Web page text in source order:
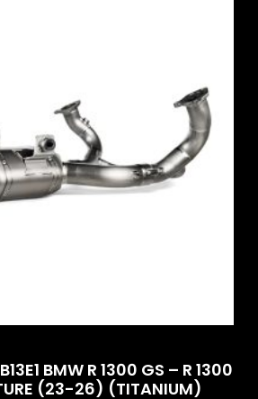
BMW R 1300 GS – R 1300
(23-26) (TITANIUM)